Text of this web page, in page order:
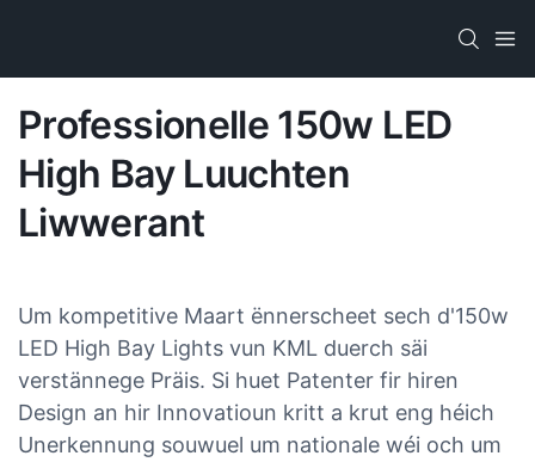
Professionelle 150w LED
High Bay Luuchten
Liwwerant
Um kompetitive Maart ënnerscheet sech d'150w
LED High Bay Lights vun KML duerch säi
verstännege Präis. Si huet Patenter fir hiren
Design an hir Innovatioun kritt a krut eng héich
Unerkennung souwuel um nationale wéi och um